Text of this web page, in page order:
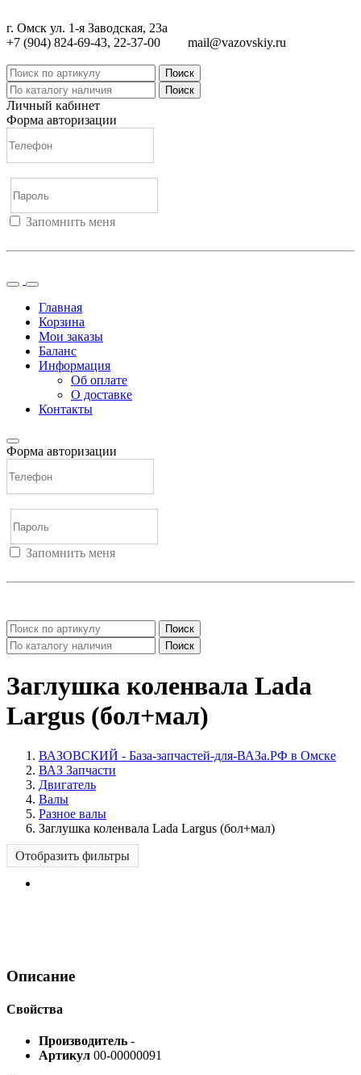
г. Омск ул. 1-я Заводская, 23а
+7 (904) 824-69-43, 22-37-00
mail@vazovskiy.ru
Поиск
Поиск
Личный кабинет
Форма авторизации
Запомнить меня
Главная
Корзина
Мои заказы
Баланс
Информация
Об оплате
О доставке
Контакты
Форма авторизации
Запомнить меня
Поиск
Поиск
Заглушка коленвала Lada
Largus (бол+мал)
ВАЗОВСКИЙ - База-запчастей-для-ВАЗа.РФ в Омске
ВАЗ Запчасти
Двигатель
Валы
Разное валы
Заглушка коленвала Lada Largus (бол+мал)
Отобразить фильтры
Описание
Свойства
Производитель -
Артикул 00-00000091